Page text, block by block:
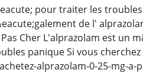
pour traiter les
de l'
Cher L'alprazolam est un
panique Si vous
alprazolam-0-25-mg-